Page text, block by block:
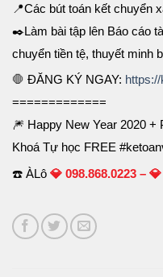
📍Các bút toán kết chuyển
✒️Làm bài tập lên Báo cáo
chuyển tiền tệ, thuyết minh
🛑 ĐĂNG KÝ NGAY:
=============
🎆 Happy New Year 2020
Khoá Tự học FREE
☎️ ÀLô 💎 098.868.0223 – 💎